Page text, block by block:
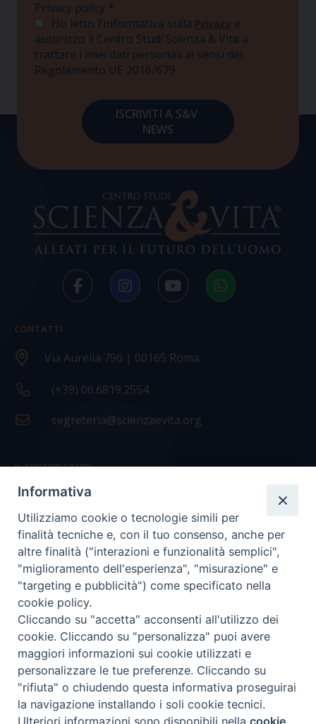
Privacy policy *
Ho letto l'informativa sulla Privacy e
autorizzo il Centro Studi Scienza & Vita a
trattare i miei dati personali ai sensi del
Regolamento UE 2016/679
CONTATTI
Via Aurelia 796 | 00165 Roma
(+39) 06.6819.2554
segreteria@scienzaevita.org
IL CENTRO STUDI
La nostra storia
Statuto
Presidenza e ufficio presidenza
Consiglio scientifico
Coordinamento nazionale
COPYRIGHT Scienza & Vita - C.F96600690588- Tutti i
diritti -Privacy- Credits
Informativa
Utilizziamo cookie o tecnologie simili per
finalità tecniche e, con il tuo consenso, anche per
altre finalità ("interazioni e funzionalità semplici",
"miglioramento dell'esperienza", "misurazione" e
"targeting e pubblicità") come specificato nella
cookie policy.
Cliccando su "accetta" acconsenti all'utilizzo dei
cookie. Cliccando su "personalizza" puoi avere
maggiori informazioni sui cookie utilizzati e
personalizzare le tue preferenze. Cliccando su
"rifiuta" o chiudendo questa informativa proseguirai
la navigazione installando i soli cookie tecnici.